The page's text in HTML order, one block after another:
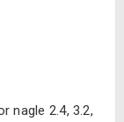
nagle 2.4, 3.2,